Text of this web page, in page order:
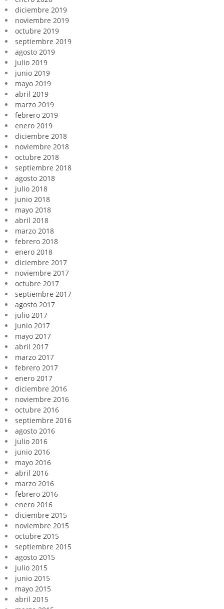
diciembre 2019
noviembre 2019
octubre 2019
septiembre 2019
agosto 2019
julio 2019
junio 2019
mayo 2019
abril 2019
marzo 2019
febrero 2019
enero 2019
diciembre 2018
noviembre 2018
octubre 2018
septiembre 2018
agosto 2018
julio 2018
junio 2018
mayo 2018
abril 2018
marzo 2018
febrero 2018
enero 2018
diciembre 2017
noviembre 2017
octubre 2017
septiembre 2017
agosto 2017
julio 2017
junio 2017
mayo 2017
abril 2017
marzo 2017
febrero 2017
enero 2017
diciembre 2016
noviembre 2016
octubre 2016
septiembre 2016
agosto 2016
julio 2016
junio 2016
mayo 2016
abril 2016
marzo 2016
febrero 2016
enero 2016
diciembre 2015
noviembre 2015
octubre 2015
septiembre 2015
agosto 2015
julio 2015
junio 2015
mayo 2015
abril 2015